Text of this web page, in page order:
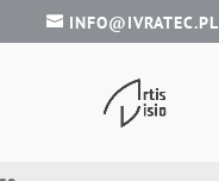
INFO@IVRATEC.PL